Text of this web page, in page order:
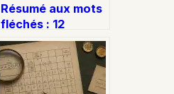
Résumé aux mots
fléchés : 12
solutions classées
par longueur pour
débloquer votre
grille